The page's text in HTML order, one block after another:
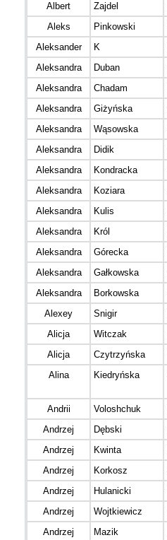
Albert
Zajdel
Aleks
Pinkowski
Aleksander
K
Aleksandra
Duban
Aleksandra
Chadam
Aleksandra
Giżyńska
Aleksandra
Wąsowska
Aleksandra
Didik
Aleksandra
Kondracka
Aleksandra
Koziara
Aleksandra
Kulis
Aleksandra
Król
Aleksandra
Górecka
Aleksandra
Gałkowska
Aleksandra
Borkowska
Alexey
Snigir
Alicja
Witczak
Alicja
Czytrzyńska
Alina
Kiedryńska
Andrii Voloshchuk
Andrzej
Dębski
Andrzej
Kwinta
Andrzej
Korkosz
Andrzej
Hulanicki
Andrzej
Wojtkiewicz
Andrzej
Mazik